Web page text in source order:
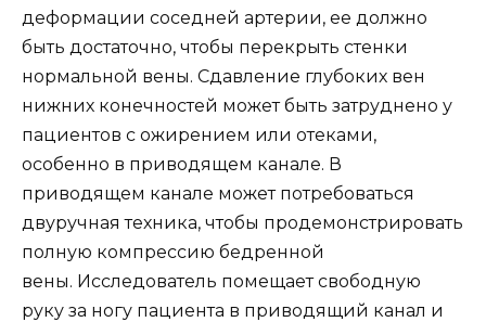
деформации соседней артерии, ее должно
быть достаточно, чтобы перекрыть стенки
нормальной вены. Сдавление глубоких вен
нижних конечностей может быть затруднено у
пациентов с ожирением или отеками,
особенно в приводящем канале. В
приводящем канале может потребоваться
двуручная техника, чтобы продемонстрировать
полную компрессию бедренной
вены. Исследователь помещает свободную
руку за ногу пациента в приводящий канал и